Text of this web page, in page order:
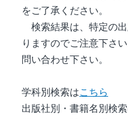
をご了承ください。
検索結果は、特定の出
りますのでご注意下さ
問い合わせ下さい。
学科別検索はこちら
出版社別・書籍名別検